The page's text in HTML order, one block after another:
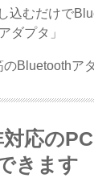
込むだけで
ダプタ」
Bluetoothア
応の
きます